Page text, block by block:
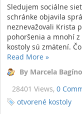
Sledujem sociálne
schránke objavila
neznevažovali Krista
pohoršenia a mnohí
kostoly sú zmätení.
Read More »
By Marcela
28401 Views, 0
otvorené kostoly